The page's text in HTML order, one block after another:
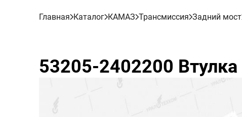
Главная Каталог КАМАЗ Трансмиссия Задний мост
53205-2402200